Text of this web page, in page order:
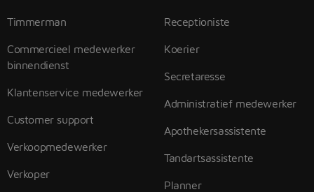
Timmerman
Commercieel medewerker
binnendienst
Klantenservice medewerker
Customer support
Verkoopmedewerker
Verkoper
Receptioniste
Koerier
Secretaresse
Administratief medewerker
Apothekersassistente
Tandartsassistente
Planner